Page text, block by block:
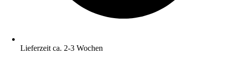
Lieferzeit ca. 2-3 Wochen